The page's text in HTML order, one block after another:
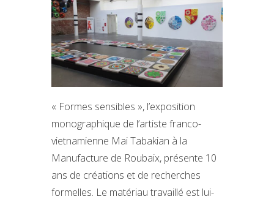
« Formes sensibles », l’exposition
monographique de l’artiste franco-
vietnamienne Mai Tabakian à la
Manufacture de Roubaix, présente 10
ans de créations et de recherches
formelles. Le matériau travaillé est lui-